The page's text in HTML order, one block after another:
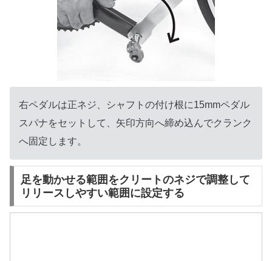
右ペダルは正ネジ、シャフトの付け根に15mmペダル
スパナをセットして、矢印方向へ締め込んでクランク
へ固定します。
足を動かせる範囲をクリートのネジで調整して
リリースしやすい範囲に設定する